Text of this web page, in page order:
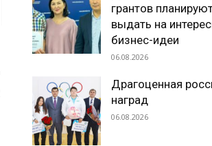
грантов
выдать на
бизнес-идеи
06.08.2026
Драгоценная
наград
06.08.2026